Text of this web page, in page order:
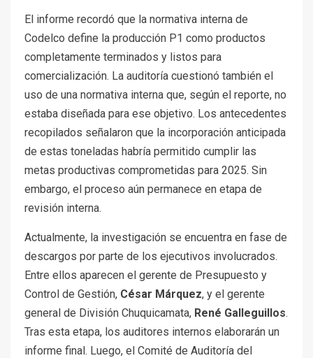
El informe recordó que la normativa interna de
Codelco define la producción P1 como productos
completamente terminados y listos para
comercialización. La auditoría cuestionó también el
uso de una normativa interna que, según el reporte, no
estaba diseñada para ese objetivo. Los antecedentes
recopilados señalaron que la incorporación anticipada
de estas toneladas habría permitido cumplir las
metas productivas comprometidas para 2025. Sin
embargo, el proceso aún permanece en etapa de
revisión interna.
Actualmente, la investigación se encuentra en fase de
descargos por parte de los ejecutivos involucrados.
Entre ellos aparecen el gerente de Presupuesto y
Control de Gestión, César Márquez, y el gerente
general de División Chuquicamata, René Galleguillos.
Tras esta etapa, los auditores internos elaborarán un
informe final. Luego, el Comité de Auditoría del